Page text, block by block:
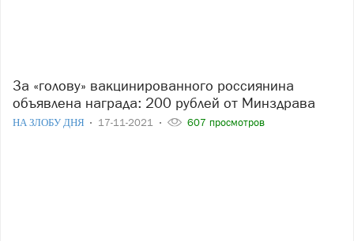
За «голову» вакцинированного россиянина
объявлена награда: 200 рублей от Минздрава
НА ЗЛОБУ ДНЯ 17-11-2021 607 просмотров